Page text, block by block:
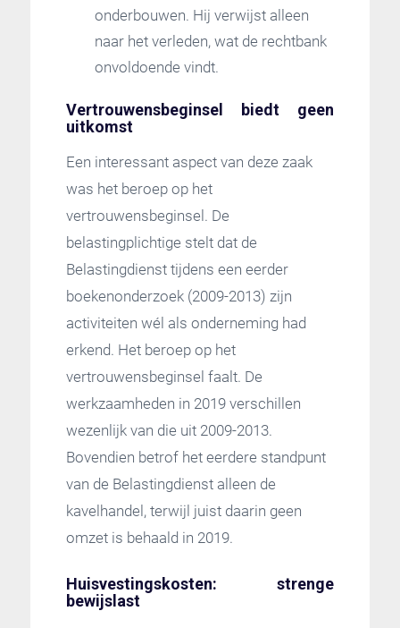
onderbouwen. Hij verwijst alleen
naar het verleden, wat de rechtbank
onvoldoende vindt.
Vertrouwensbeginsel biedt geen
uitkomst
Een interessant aspect van deze zaak
was het beroep op het
vertrouwensbeginsel. De
belastingplichtige stelt dat de
Belastingdienst tijdens een eerder
boekenonderzoek (2009-2013) zijn
activiteiten wél als onderneming had
erkend. Het beroep op het
vertrouwensbeginsel faalt. De
werkzaamheden in 2019 verschillen
wezenlijk van die uit 2009-2013.
Bovendien betrof het eerdere standpunt
van de Belastingdienst alleen de
kavelhandel, terwijl juist daarin geen
omzet is behaald in 2019.
Huisvestingskosten: strenge
bewijslast